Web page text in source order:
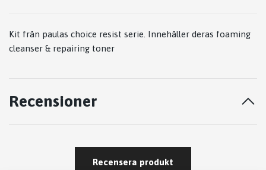
Kit från paulas choice resist serie. Innehåller deras foaming
cleanser & repairing toner
Recensioner
Recensera produkt